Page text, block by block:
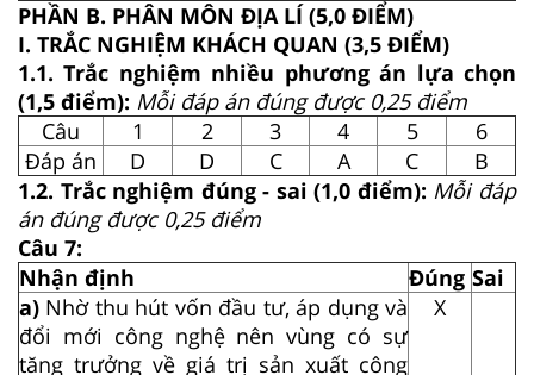
PHẦN B. PHÂN MÔN ĐỊA LÍ (5,0 ĐIỂM)
I. TRẮC NGHIỆM KHÁCH QUAN (3,5 ĐIỂM)
1.1. Trắc nghiệm nhiều phương án lựa chọn
(1,5 điểm): Mỗi đáp án đúng được 0,25 điểm
Câu
1 2 3 4 5
6
Đáp án
D D C A C
B
1.2. Trắc nghiệm đúng - sai (1,0 điểm): Mỗi đáp
án đúng được 0,25 điểm
Câu 7:
Nhận định
Đúng Sai
a) Nhờ thu hút vốn đầu tư, áp dụng và
đổi mới công nghệ nên vùng có sự
tăng trưởng về giá trị sản xuất công
X